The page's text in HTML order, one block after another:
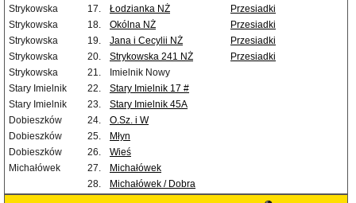
Strykowska
17. Łodzianka NŻ
Przesiadki
Strykowska
18. Okólna NŻ
Przesiadki
Strykowska
19. Jana i Cecylii NŻ
Przesiadki
Strykowska
20. Strykowska 241 NŻ
Przesiadki
Strykowska
21.
Imielnik Nowy
Stary Imielnik
22.
Stary Imielnik 17 #
Stary Imielnik
23.
Stary Imielnik 45A
Dobieszków
24.
O.Sz. i W
Dobieszków
25.
Młyn
Dobieszków
26.
Wieś
Michałówek
27.
Michałówek
28.
Michałówek / Dobra